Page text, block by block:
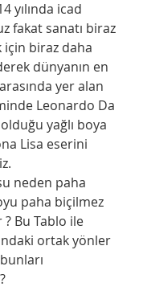
fakat sanatı biraz
için biraz daha
dünyanın en
yer alan
Leonardo Da
yağlı boya
Lisa eserini
neden paha
paha biçilmez
Bu Tablo ile
ortak yönler